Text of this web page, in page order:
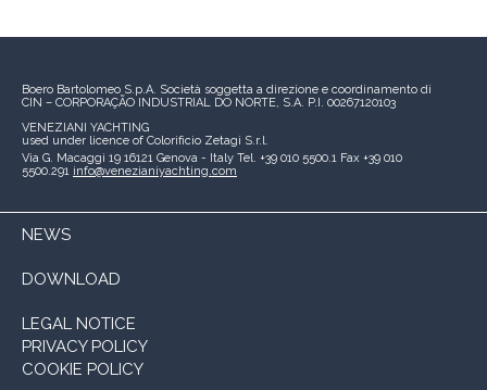
Boero Bartolomeo S.p.A. Società soggetta a direzione e coordinamento di
CIN – CORPORAÇÃO INDUSTRIAL DO NORTE, S.A. P.I. 00267120103
VENEZIANI YACHTING
used under licence of Colorificio Zetagi S.r.l.
Via G. Macaggi 19 16121 Genova - Italy Tel. +39 010 5500.1 Fax +39 010
5500.291 info@venezianiyachting.com
NEWS
DOWNLOAD
LEGAL NOTICE
PRIVACY POLICY
COOKIE POLICY